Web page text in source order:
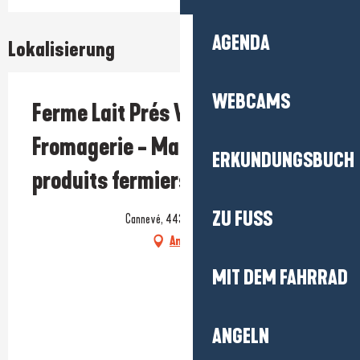
AGENDA
WEBCAMS
ERKUNDUNGSBUCH
ZU FUSS
MIT DEM FAHRRAD
ANGELN
Lokalisierung
Ferme Lait Prés Verts -
Fromagerie - Magasin de
produits fermiers
Cannevé, 44350 Guérande
Anfahrt